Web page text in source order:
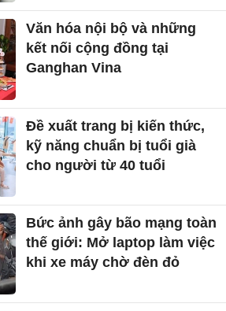
Văn hóa nội bộ và những
kết nối cộng đồng tại
Ganghan Vina
Đề xuất trang bị kiến thức,
kỹ năng chuẩn bị tuổi già
cho người từ 40 tuổi
Bức ảnh gây bão mạng toàn
thế giới: Mở laptop làm việc
khi xe máy chờ đèn đỏ